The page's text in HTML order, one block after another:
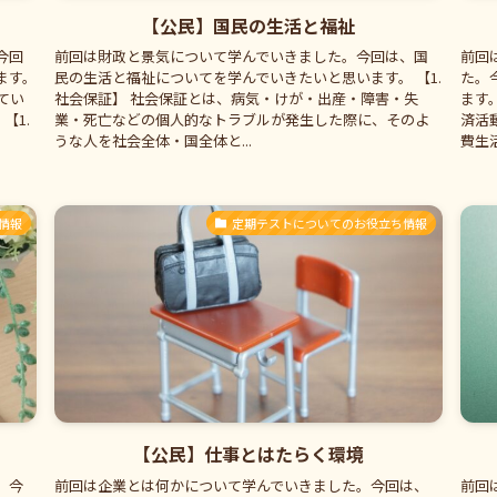
回
。
い
1.
【公民】国民の生活と福祉
前回は財政と景気について学んでいきました。今回は、国
民の生活と福祉についてを学んでいきたいと思います。 【1.
社会保証】 社会保証とは、病気・けが・出産・障害・失
業・死亡などの個人的なトラブルが発生した際に、そのよ
うな人を社会全体・国全体と...
前回
た。
ます
済活
費生
報
今
定期テストについてのお役立ち情報
【公民】仕事とはたらく環境
前回は企業とは何かについて学んでいきました。今回は、
前回